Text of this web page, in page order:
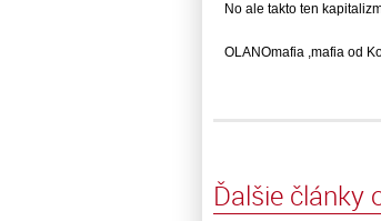
No ale takto ten
OLANOmafia ,mafia od
Ďalšie články